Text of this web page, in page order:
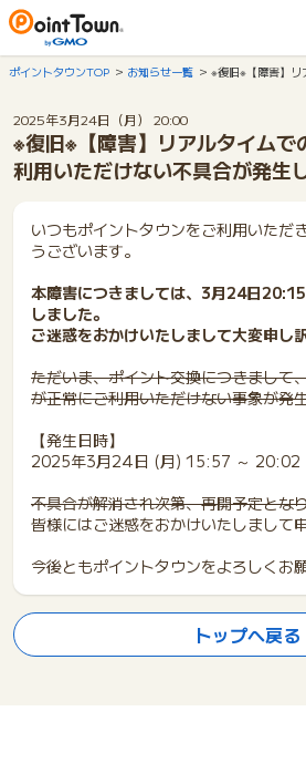
ポイントタウンTOP お知らせ一覧 ※復旧※【障害】
2025年3月24日（月） 20:00
※復旧※【障害】リアルタイムで
利用いただけない不具合が発生
いつもポイントタウンをご利用いただ
うございます。
本障害につきましては、3月24日
しました。
ご迷惑をおかけいたしまして大変申し
ただいま、ポイント交換につきまして
が正常にご利用いただけない事象が発
【発生日時】
2025年3月24日 (月) 15:57 ～ 20:02
不具合が解消され次第、再開予定とな
皆様にはご迷惑をおかけいたしまして
今後ともポイントタウンをよろしくお
トップへ戻る